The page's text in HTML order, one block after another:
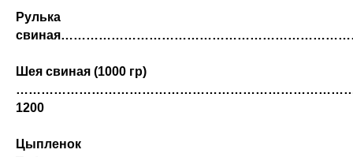
Рулька
Шея свиная (1000 гр)
1200
Цыпленок